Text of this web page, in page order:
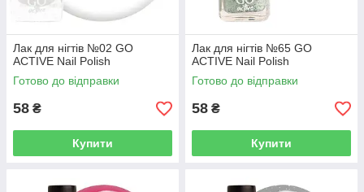
Лак для нігтів №02 GO
ACTIVE Nail Polish
Готово до відправки
58 ₴
Купити
Лак для нігтів №65 GO
ACTIVE Nail Polish
Готово до відправки
58 ₴
Купити